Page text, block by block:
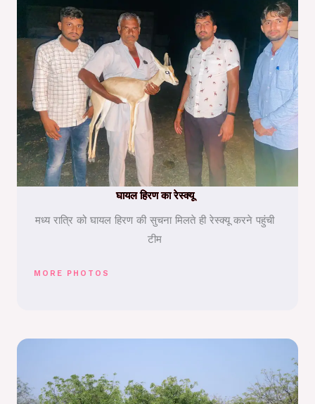
घायल हिरण का रेस्क्यू
मध्य रात्रि को घायल हिरण की सुचना मिलते ही रेस्क्यू करने पहुंची
टीम
MORE PHOTOS